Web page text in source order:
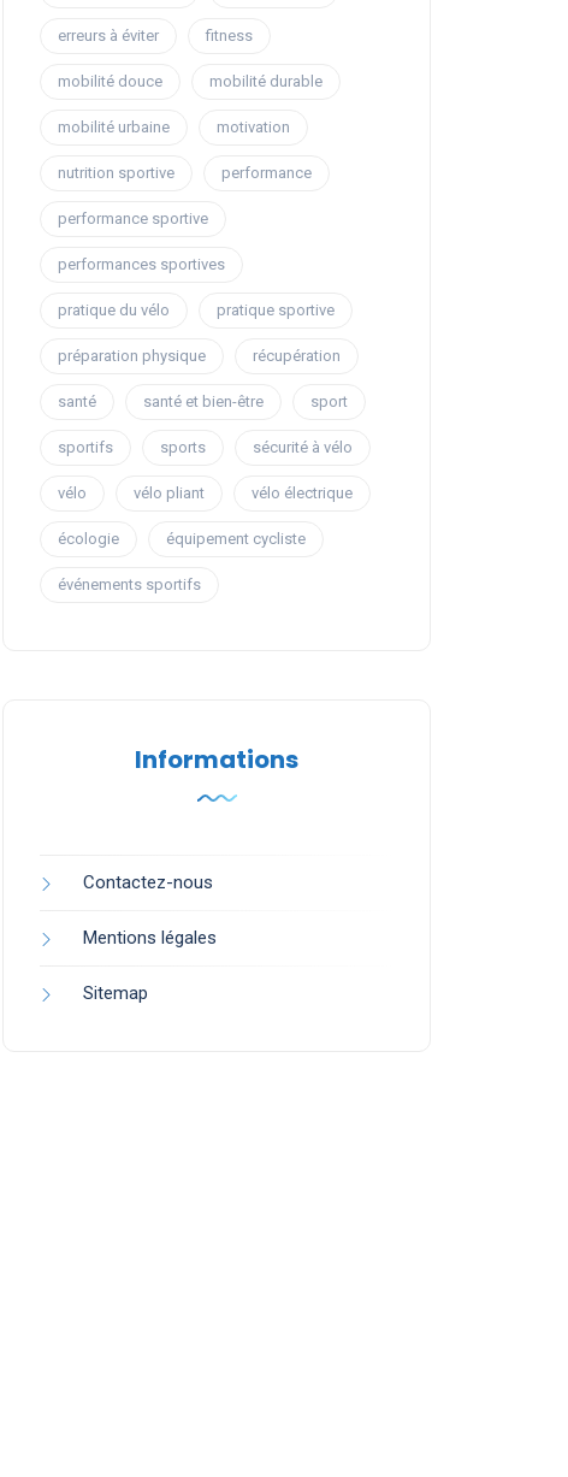
erreurs à éviter fitness
mobilité douce mobilité durable
mobilité urbaine motivation
nutrition sportive performance
performance sportive
performances sportives
pratique du vélo pratique sportive
préparation physique récupération
santé santé et bien-être sport
sportifs sports sécurité à vélo
vélo vélo pliant vélo électrique
écologie équipement cycliste
événements sportifs
Informations
Contactez-nous
Mentions légales
Sitemap